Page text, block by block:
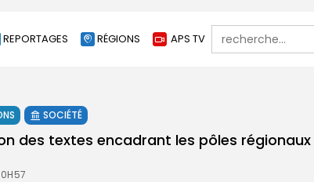
REPORTAGES RÉGIONS APS TV
Search
for:
SOCIÉTÉ
des textes encadrant les pôles